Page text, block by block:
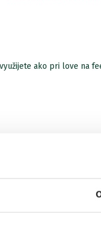
ako pri love na